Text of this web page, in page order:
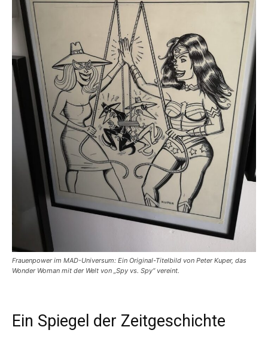
Frauenpower im MAD-Universum: Ein Original-Titelbild von Peter Kuper, das
Wonder Woman mit der Welt von „Spy vs. Spy“ vereint.
Ein Spiegel der Zeitgeschichte